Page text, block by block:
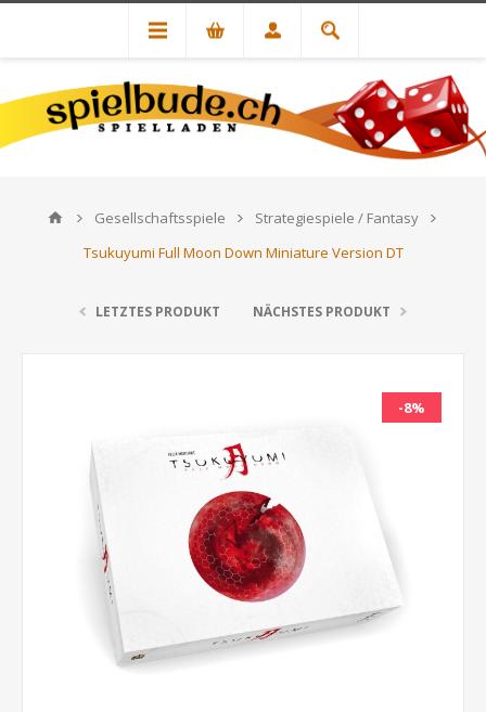
Gesellschaftsspiele
Strategiespiele / Fantasy
Tsukuyumi Full Moon Down Miniature Version DT
LETZTES PRODUKT NÄCHSTES PRODUKT
-8%